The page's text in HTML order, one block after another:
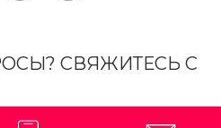
СВЯЖИТЕСЬ С